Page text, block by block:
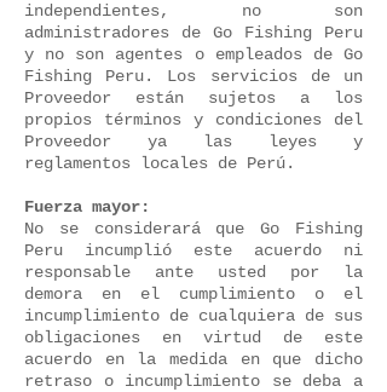
independientes, no son
administradores de Go Fishing Peru
y no son agentes o empleados de Go
Fishing Peru. Los servicios de un
Proveedor están sujetos a los
propios términos y condiciones del
Proveedor ya las leyes y
reglamentos locales de Perú.
Fuerza mayor:
No se considerará que Go Fishing
Peru incumplió este acuerdo ni
responsable ante usted por la
demora en el cumplimiento o el
incumplimiento de cualquiera de sus
obligaciones en virtud de este
acuerdo en la medida en que dicho
retraso o incumplimiento se deba a